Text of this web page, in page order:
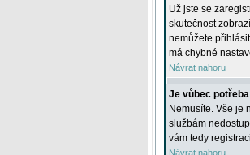
Už jste se
skutečnost
nemůžete
má chybné
Návrat nahoru
Je vůbec
Nemusíte. Vše je
službám
vám tedy
Návrat nahoru